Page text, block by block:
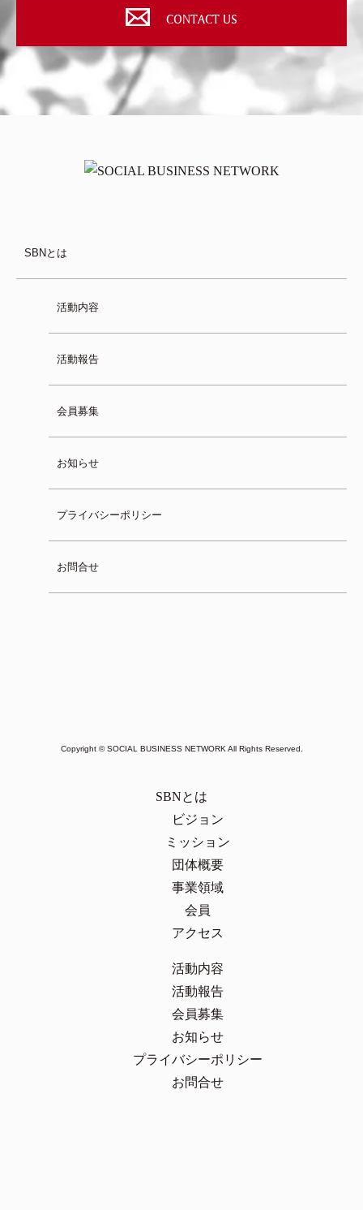
CONTACT US
SBNとは
活動内容
活動報告
会員募集
お知らせ
プライバシーポリシー
お問合せ
Copyright © SOCIAL BUSINESS NETWORK All Rights Reserved.
SBNとは
ビジョン
ミッション
団体概要
事業領域
会員
アクセス
活動内容
活動報告
会員募集
お知らせ
プライバシーポリシー
お問合せ